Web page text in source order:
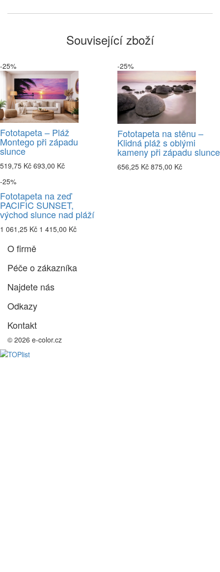
Související zboží
-25%
Fototapeta – Pláž
Montego při západu
slunce
519,75 Kč 693,00 Kč
-25%
Fototapeta na stěnu –
Klidná pláž s oblými
kameny při západu slunce
656,25 Kč 875,00 Kč
-25%
Fototapeta na zeď
PACIFIC SUNSET,
východ slunce nad pláží
1 061,25 Kč 1 415,00 Kč
O firmě
Péče o zákazníka
Najdete nás
Odkazy
Kontakt
© 2026 e-color.cz